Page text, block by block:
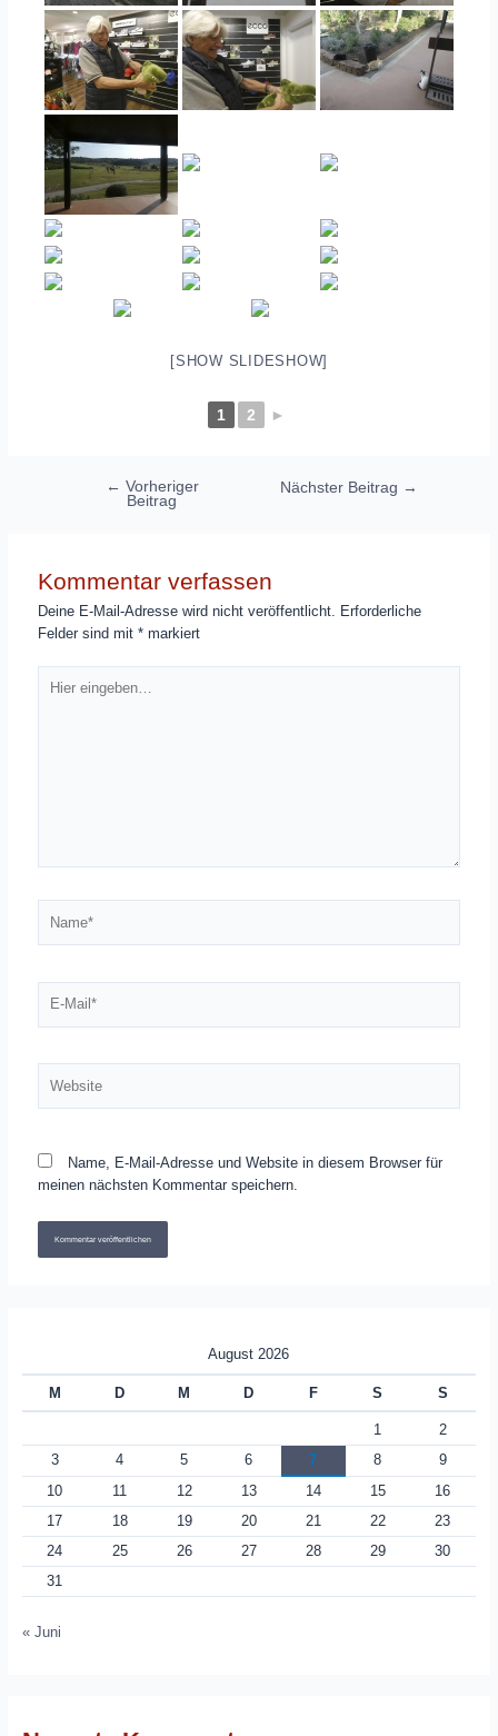
[SHOW SLIDESHOW]
1 2 ►
Beitragsnavigation
← Vorheriger
Beitrag
Nächster Beitrag →
Kommentar verfassen
Deine E-Mail-Adresse wird nicht veröffentlicht.
Erforderliche
Felder sind mit* markiert
eingeben…
Mail*
Name, E-Mail-Adresse und Website in diesem Browser für
meinen nächsten Kommentar speichern.
August 2026
M D M D F S S
1
2
3
4 5 6 7 8
9
10
11 12 13 14 15
16
17
18 19 20 21 22
23
24
25 26 27 28 29
30
31
« Juni